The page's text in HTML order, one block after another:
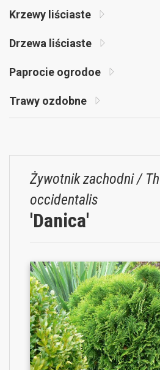
Krzewy liściaste
Drzewa liściaste
Paprocie ogrodoe
Trawy ozdobne
Żywotnik zachodni /
occidentalis
'Danica'